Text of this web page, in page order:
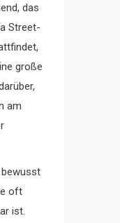
das
Street-
große
am
oft
ist.